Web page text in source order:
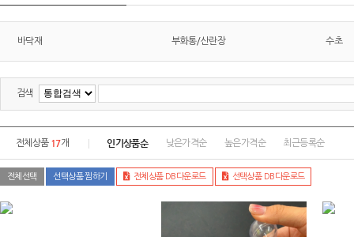
바닥재 부화통/산란장 수초
검색
전체상품 17개 인기상품순 낮은가격순 높은가격순 최근등록순
전체선택 선택상품 찜하기 전체상품 DB다운로드 선택상품 DB다운로드